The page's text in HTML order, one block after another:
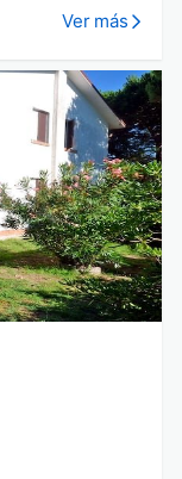
Ver más